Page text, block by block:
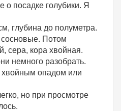
о посадке голубики. Я
глубина до полуметра.
Потом
сера, кора хвойная.
немного разобрать.
хвойным опадом или
но при просмотре